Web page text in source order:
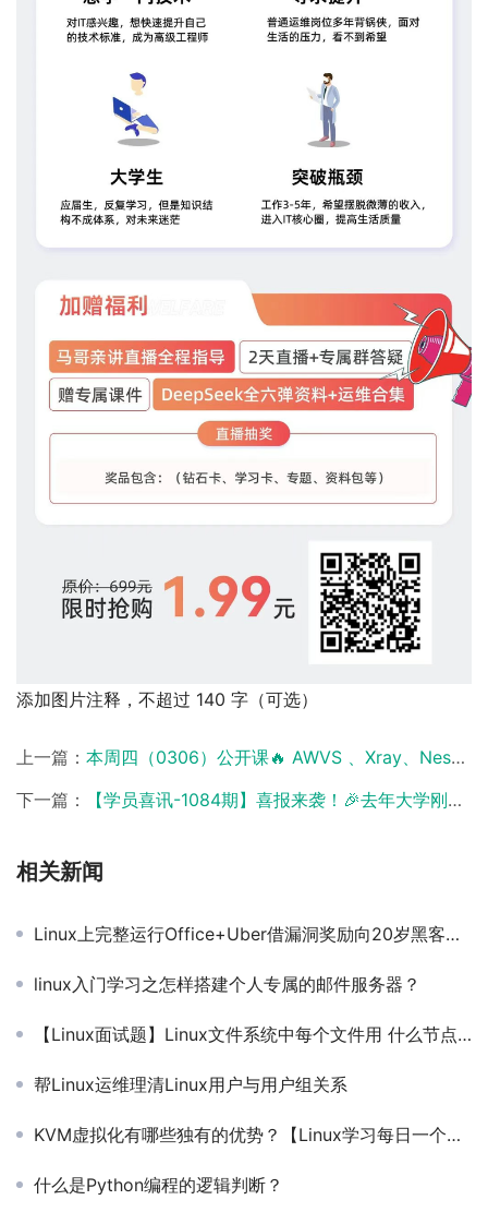
添加图片注释，不超过 140 字（可选）
上一篇： 本周四（0306）公开课🔥 AWVS 、Xray、Nessus安全圈顶流扫描器↓
下一篇：
【学员喜讯-1084期】喜报来袭！🎉去年大学刚毕业的小伙子，成功拿下北京 offer，月薪 11K
相关新闻
Linux上完整运行Office+Uber借漏洞奖励向20岁黑客付款【马哥教育早报-159期】
linux入门学习之怎样搭建个人专属的邮件服务器？
【Linux面试题】Linux文件系统中每个文件用 什么节点来标识？
帮Linux运维理清Linux用户与用户组关系
KVM虚拟化有哪些独有的优势？【Linux学习每日一个知识点65期】
什么是Python编程的逻辑判断？